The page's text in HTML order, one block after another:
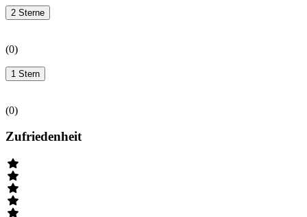
2 Sterne
(0)
1 Stern
(0)
Zufriedenheit